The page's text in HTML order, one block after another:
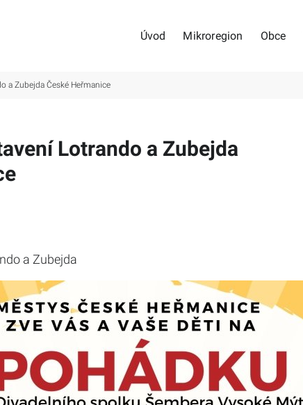
Úvod Mikroregion Obce
a Zubejda České Heřmanice
Lotrando a Zubejda
a Zubejda